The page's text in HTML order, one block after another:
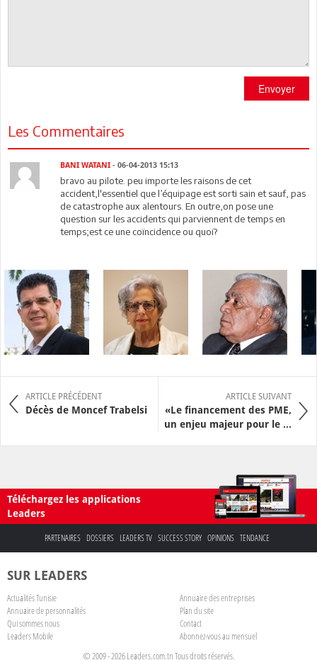
Envoyer
Les Commentaires
BANI WATANI - 06-04-2013 15:13
bravo au pilote. peu importe les raisons de cet
accident,l'essentiel que l’équipage est sorti sain et sauf, pas
de catastrophe aux alentours. En outre,on pose une
question sur les accidents qui parviennent de temps en
temps;est ce une coïncidence ou quoi?
ARTICLE PRÉCÉDENT
Décès de Moncef Trabelsi
ARTICLE SUIVANT
«Le financement des PME,
un enjeu majeur pour le ...
Téléchargez les applications
Leaders
PARTENAIRES DOSSIERS LEADERS TV SUCCESS STORY OPINIONS TENDANCE
SUR LEADERS
Actualités Tunisie
Annuaire des entreprises
Annuaire de personnalités
Plan du site
Qui sommes nous
Contact
Leaders Mobile
Abonnez-vous au mensuel
© 2009 - 2026 Leaders.com.tn Tous droits réservés.